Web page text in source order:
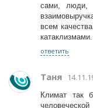
сами, люди,
всем
катаклизмами.
ответить
Таня
Климат так